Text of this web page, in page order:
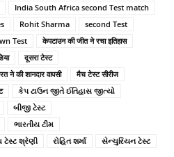
India South Africa second Test match
Rohit Sharma
second Test
Test
केपटाउन की जीत ने रचा इतिहास
दूसरा टेस्ट
ने की शानदार वापसी
मैच टेस्ट सीरीज
કેપ ટાઉન જીતે ઈતિહાસ જીત્યો
બીજી ટેસ્ટ
ભારતીય ટીમ
ટેસ્ટ શ્રેણી રોહિત શર્મા સેન્ચુરિયન ટેસ્ટ